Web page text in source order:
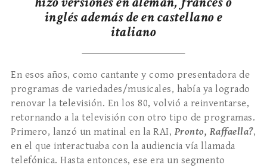
inglés además de en castellano e
italiano
En esos años, como cantante y como presentadora de
programas de variedades/musicales, había ya logrado
renovar la televisión. En los 80, volvió a reinventarse,
retornando a la televisión con otro tipo de programas.
Primero, lanzó un matinal en la RAI, Pronto, Raffaella?,
en el que interactuaba con la audiencia vía llamada
telefónica. Hasta entonces, ese era un segmento